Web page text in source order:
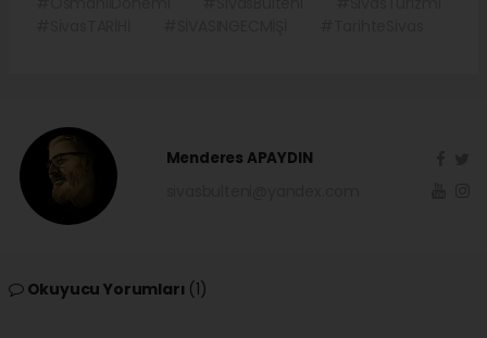
Menderes APAYDIN
Okuyucu Yorumları (1)